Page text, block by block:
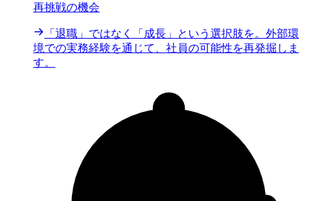
再挑戦の機会
「退職」ではなく「成長」という選択肢を。外部環
境での実務経験を通じて、社員の可能性を再発掘しま
す。